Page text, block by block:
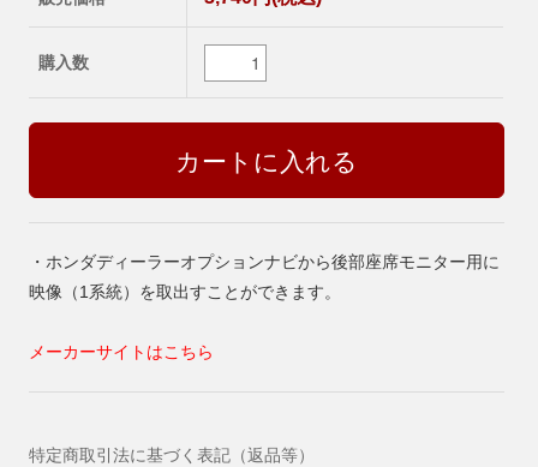
購入数
・ホンダディーラーオプションナビから後部座席モニター用に
映像（1系統）を取出すことができます。
メーカーサイトはこちら
特定商取引法に基づく表記（返品等）